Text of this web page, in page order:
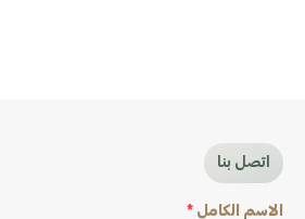
اتصل بنا
الاسم الكامل *